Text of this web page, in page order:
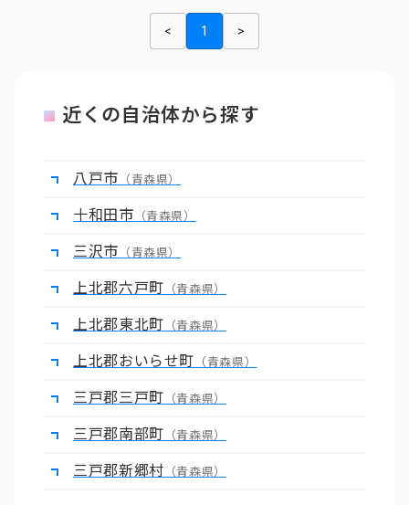
< 1 >
近くの自治体から探す
八戸市 （青森県）
十和田市 （青森県）
三沢市 （青森県）
上北郡六戸町 （青森県）
上北郡東北町 （青森県）
上北郡おいらせ町 （青森県）
三戸郡三戸町 （青森県）
三戸郡南部町 （青森県）
三戸郡新郷村 （青森県）